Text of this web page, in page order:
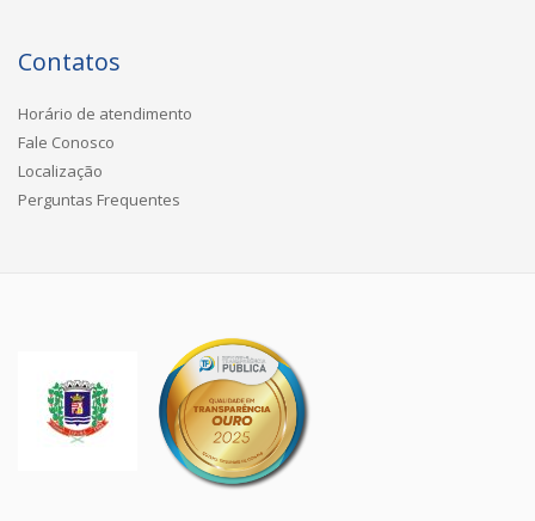
Contatos
Horário de atendimento
Fale Conosco
Localização
Perguntas Frequentes